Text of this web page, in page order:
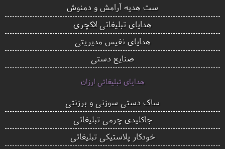
ست هدیه آرامش و دمنوش
هدایای تبلیغاتی لاکچری
هدایای نفیس مدیریتی
صنایع دستی
هدایای تبلیغاتی ارزان
ساک دستی سوزنی و برزنتی
جاکلیدی چرمی تبلیغاتی
خودکار پلاستیکی تبلیغاتی